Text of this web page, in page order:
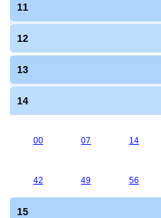
11
12
13
14
00 07 14
42 49 56
15